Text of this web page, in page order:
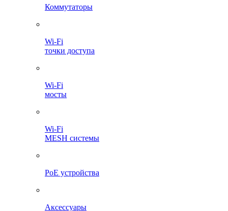
Коммутаторы
Wi-Fi
точки доступа
Wi-Fi
мосты
Wi-Fi
MESH системы
PoE устройства
Аксессуары